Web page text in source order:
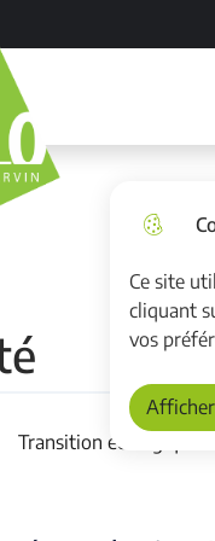
Ce site
cliquant
vos
à la recherche
Transition écologique